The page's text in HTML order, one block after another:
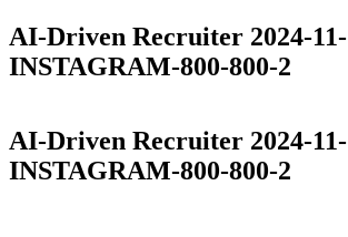
AI-Driven Recruiter 2024-11-
INSTAGRAM-800-800-2
AI-Driven Recruiter 2024-11-
INSTAGRAM-800-800-2